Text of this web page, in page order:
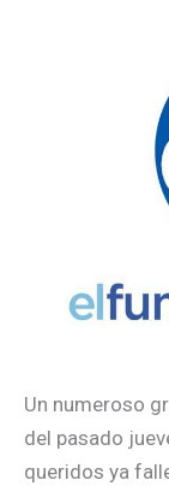
Un numeroso
del pasado
queridos ya